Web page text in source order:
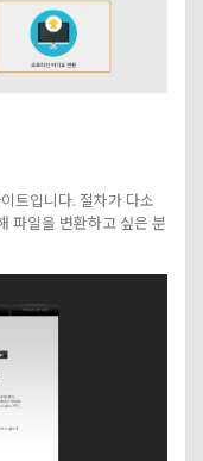
트입니다. 절차가 다소
파일을 변환하고 싶은 분